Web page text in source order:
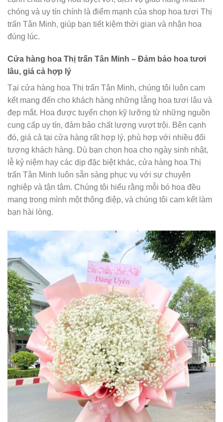
chóng và uy tín chính là điểm mạnh của shop hoa tươi Thị
trấn Tân Minh, giúp bạn tiết kiệm thời gian và nhận hoa
đúng lúc.
Cửa hàng hoa Thị trấn Tân Minh – Đảm bảo hoa tươi
lâu, giá cả hợp lý
Tại cửa hàng hoa Thị trấn Tân Minh, chúng tôi luôn cam
kết mang đến cho khách hàng những lẵng hoa tươi lâu và
đẹp mắt. Hoa được tuyển chọn kỹ lưỡng từ những nguồn
cung cấp uy tín, đảm bảo chất lượng vượt trội. Bên cạnh
đó, giá cả tại cửa hàng rất hợp lý, phù hợp với nhiều đối
tượng khách hàng. Dù bạn chọn hoa cho ngày sinh nhật,
lễ kỷ niệm hay các dịp đặc biệt khác, cửa hàng hoa Thị
trấn Tân Minh luôn sẵn sàng phục vụ với sự chuyên
nghiệp và tận tâm. Chúng tôi hiểu rằng mỗi bó hoa đều
mang trong mình một thông điệp, và chúng tôi cam kết làm
bạn hài lòng.